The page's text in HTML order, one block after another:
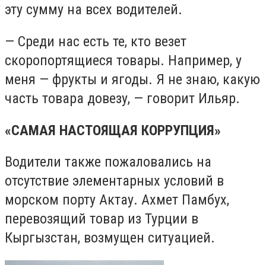
эту сумму на всех водителей.
— Среди нас есть те, кто везет
скоропортящиеся товары. Например, у
меня — фрукты и ягоды. Я не знаю, какую
часть товара довезу, — говорит Ильяр.
«САМАЯ НАСТОЯЩАЯ КОРРУПЦИЯ»
Водители также пожаловались на
отсутствие элементарных условий в
морском порту Актау. Ахмет Памбух,
перевозящий товар из Турции в
Кыргызстан, возмущен ситуацией.